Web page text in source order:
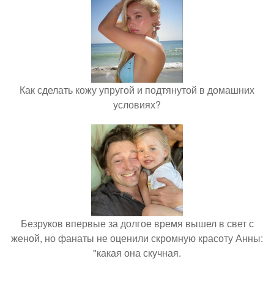
Как сделать кожу упругой и подтянутой в домашних
условиях?
Безруков впервые за долгое время вышел в свет с
женой, но фанаты не оценили скромную красоту Анны:
"какая она скучная.